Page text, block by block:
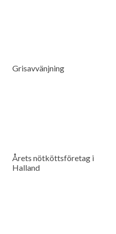
Grisavvänjning
Årets nötköttsföretag i
Halland